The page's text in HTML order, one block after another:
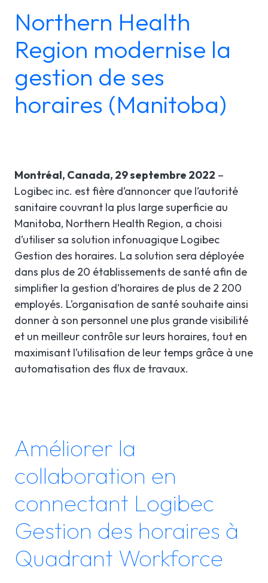
LGI RÉORIENTATION
LGI ASSIGNATIONS (STROM)
LGI FINANCES (GRF)
LGI APPROVISIONNEMENT (GRM)
LGI CONTINUUMCORE
LGI ARP (BOSTON WORKSTATION)
LGI MED-URGE
ÉTUDES DE CAS
BROCHURES PRODUITS
WEBINAIRE(S) À VENIR
WEBINAIRES ENREGISTRÉS
SOUTIEN TECHNIQUE
INFOLETTRE
En
Northern Health
Region modernise la
gestion de ses
horaires (Manitoba)
Montréal, Canada, 29 septembre 2022 –
Logibec inc. est fière d’annoncer que l’autorité
sanitaire couvrant la plus large superficie au
Manitoba, Northern Health Region, a choisi
d’utiliser sa solution infonuagique Logibec
Gestion des horaires. La solution sera déployée
dans plus de 20 établissements de santé afin de
simplifier la gestion d’horaires de plus de 2 200
employés. L’organisation de santé souhaite ainsi
donner à son personnel une plus grande visibilité
et un meilleur contrôle sur leurs horaires, tout en
maximisant l’utilisation de leur temps grâce à une
automatisation des flux de travaux.
Améliorer la
collaboration en
connectant Logibec
Gestion des horaires à
Quadrant Workforce